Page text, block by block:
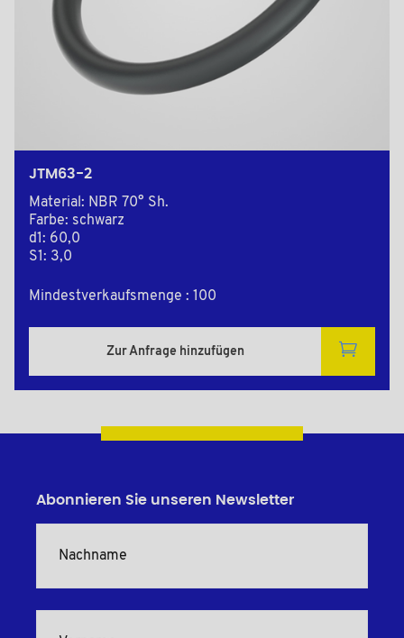
JTM63-2
Material: NBR 70° Sh.
Farbe: schwarz
d1: 60,0
S1: 3,0
Mindestverkaufsmenge : 100
Zur Anfrage hinzufügen
Abonnieren Sie unseren Newsletter